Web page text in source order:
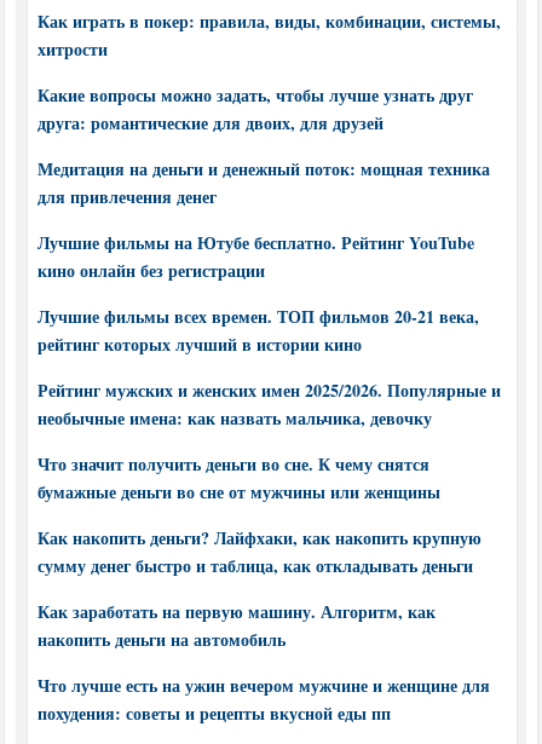
Как играть в покер: правила, виды, комбинации, системы,
хитрости
Какие вопросы можно задать, чтобы лучше узнать друг
друга: романтические для двоих, для друзей
Медитация на деньги и денежный поток: мощная техника
для привлечения денег
Лучшие фильмы на Ютубе бесплатно. Рейтинг YouTube
кино онлайн без регистрации
Лучшие фильмы всех времен. ТОП фильмов 20-21 века,
рейтинг которых лучший в истории кино
Рейтинг мужских и женских имен 2025/2026. Популярные и
необычные имена: как назвать мальчика, девочку
Что значит получить деньги во сне. К чему снятся
бумажные деньги во сне от мужчины или женщины
Как накопить деньги? Лайфхаки, как накопить крупную
сумму денег быстро и таблица, как откладывать деньги
Как заработать на первую машину. Алгоритм, как
накопить деньги на автомобиль
Что лучше есть на ужин вечером мужчине и женщине для
похудения: советы и рецепты вкусной еды пп